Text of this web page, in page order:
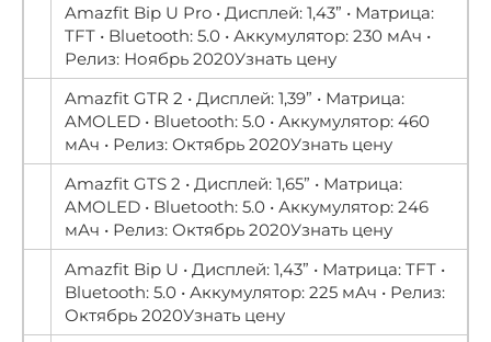
Amazfit Bip U Pro • Дисплей: 1,43” • Матрица:
TFT • Bluetooth: 5.0 • Аккумулятор: 230 мАч •
Релиз: Ноябрь 2020Узнать цену
Amazfit GTR 2 • Дисплей: 1,39” • Матрица:
AMOLED • Bluetooth: 5.0 • Аккумулятор: 460
мАч • Релиз: Октябрь 2020Узнать цену
Amazfit GTS 2 • Дисплей: 1,65” • Матрица:
AMOLED • Bluetooth: 5.0 • Аккумулятор: 246
мАч • Релиз: Октябрь 2020Узнать цену
Amazfit Bip U • Дисплей: 1,43” • Матрица: TFT •
Bluetooth: 5.0 • Аккумулятор: 225 мАч • Релиз:
Октябрь 2020Узнать цену